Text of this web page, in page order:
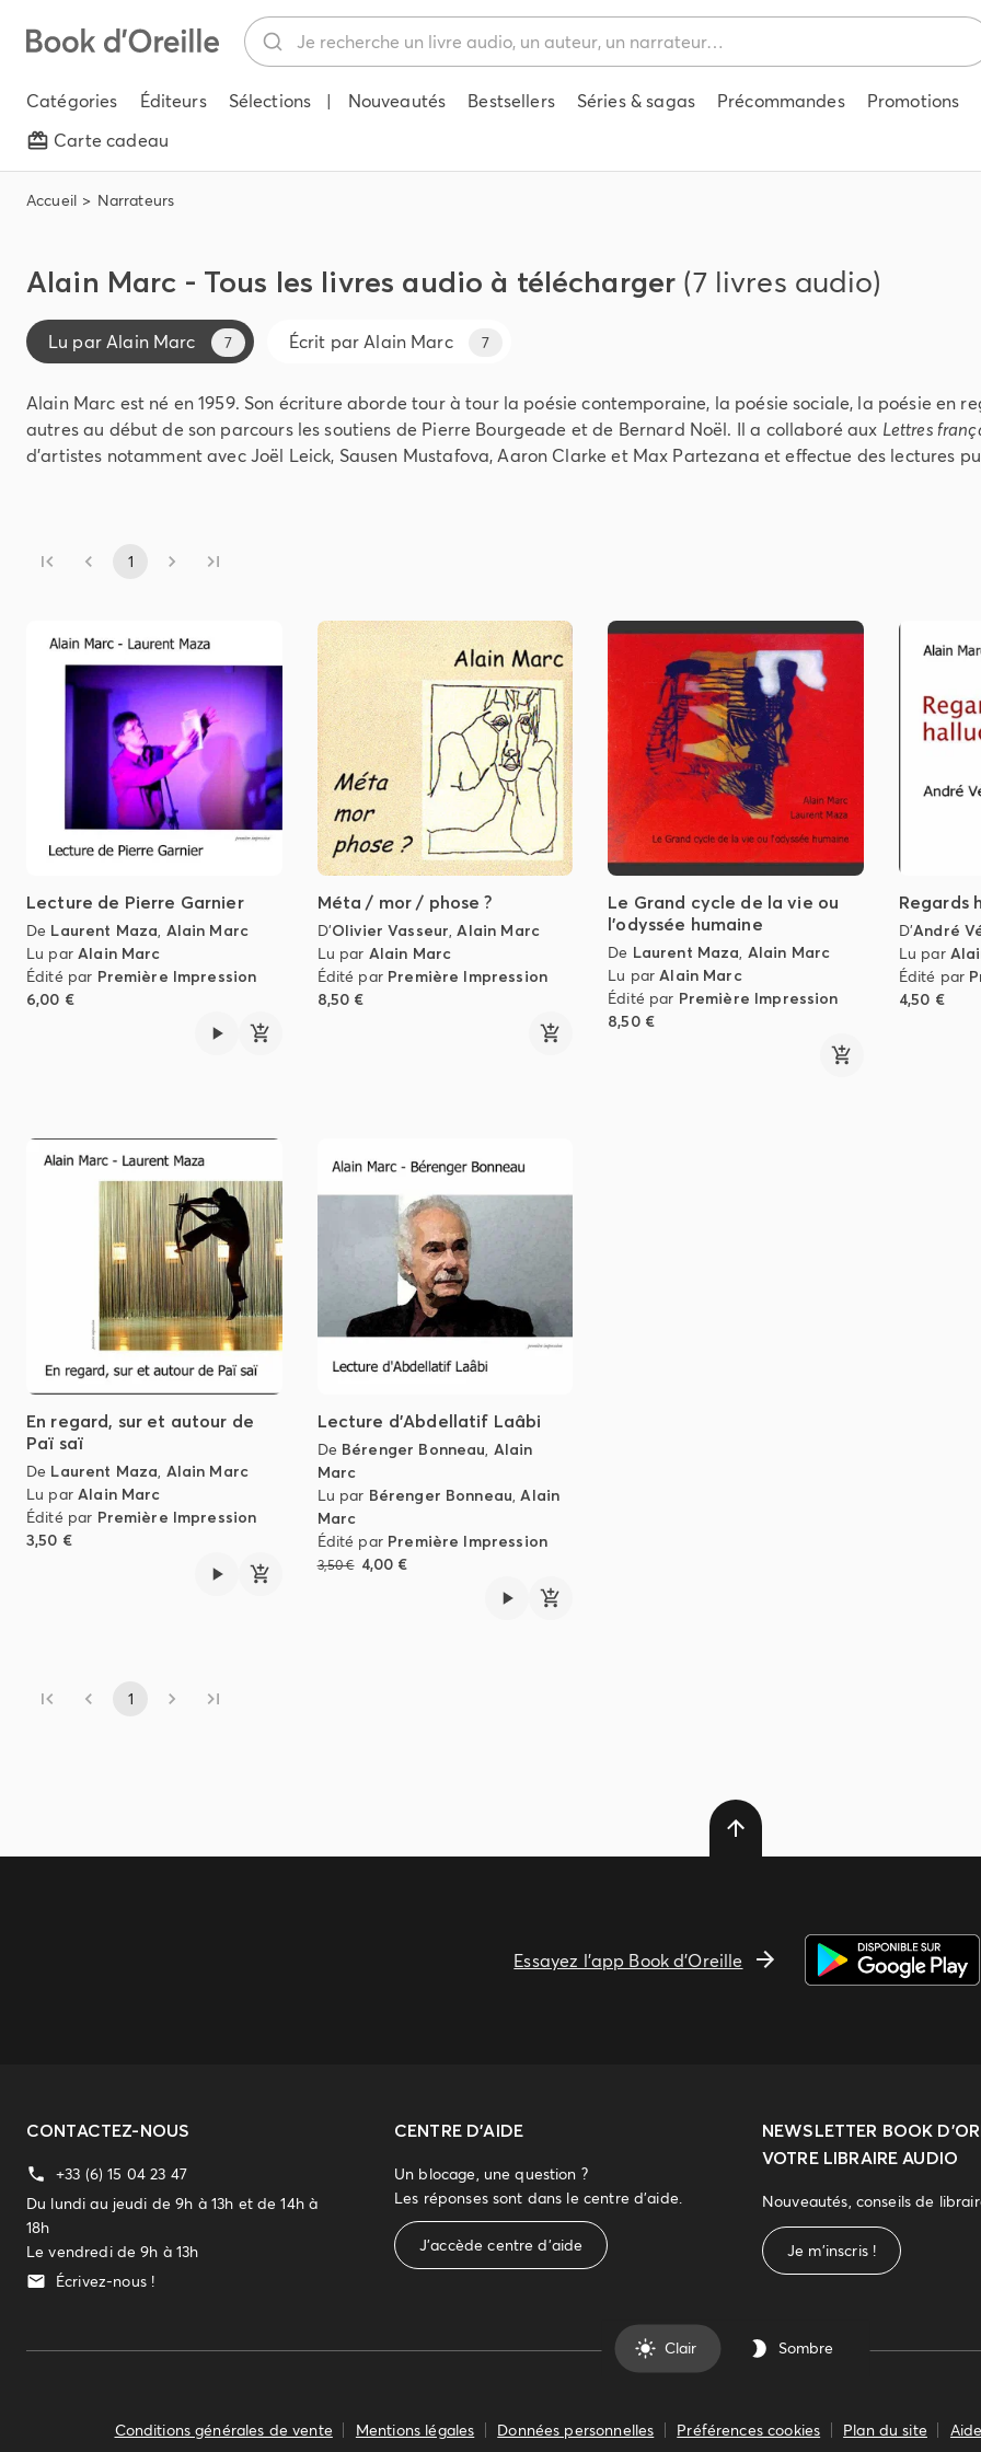
Catégories Éditeurs Sélections | Nouveautés Bestsellers Séries & sagas Précommandes Promotions
Carte cadeau
Accueil Narrateurs
Alain Marc - Tous les livres audio à télécharger (7 livres audio)
Lu par Alain Marc 7 Écrit par Alain Marc 7
Alain Marc est né en 1959. Son écriture aborde tour à tour la poésie contemporaine, la poésie sociale, la poésie en
autres au début de son parcours les soutiens de Pierre Bourgeade et de Bernard Noël. Il a collaboré aux Lettres
d’artistes notamment avec Joël Leick, Sausen Mustafova, Aaron Clarke et Max Partezana et effectue des lectures
1
Lecture de Pierre Garnier
De Laurent Maza, Alain Marc
Lu parAlain Marc
Édité par Première Impression
6,00 €
Méta / mor / phose ?
D'Olivier Vasseur,Alain Marc
Lu par Alain Marc
Édité par Première Impression
8,50 €
Le Grand cycle de la vie ou
l'odyssée humaine
De Laurent Maza, Alain Marc
Lu parAlain Marc
Édité par Première Impression
8,50 €
Regards
D'André
Lu par
Édité par
4,50 €
En regard, sur et autour de
Paï saï
De Laurent Maza, Alain Marc
Lu parAlain Marc
Édité par Première Impression
3,50 €
Lecture d'Abdellatif Laâbi
De Bérenger Bonneau, Alain
Marc
Lu par Bérenger Bonneau,Alain
Marc
Édité par Première Impression
3,50 € 4,00 €
1
Essayez l'app Book d'Oreille
CONTACTEZ-NOUS
+33 (6) 15 04 23 47
Du lundi au jeudi de 9h à 13h et de 14h à
18h
Le vendredi de 9h à 13h
Écrivez-nous !
CENTRE D'AIDE
Un blocage, une question ?
Les réponses sont dans le centre d'aide.
J'accède centre d'aide
NEWSLETTER BOOK
VOTRE LIBRAIRE AUDIO
Nouveautés, conseils de
Je m'inscris !
Clair Sombre
Conditions générales de vente Mentions légales Données personnelles Préférences cookies Plan du site